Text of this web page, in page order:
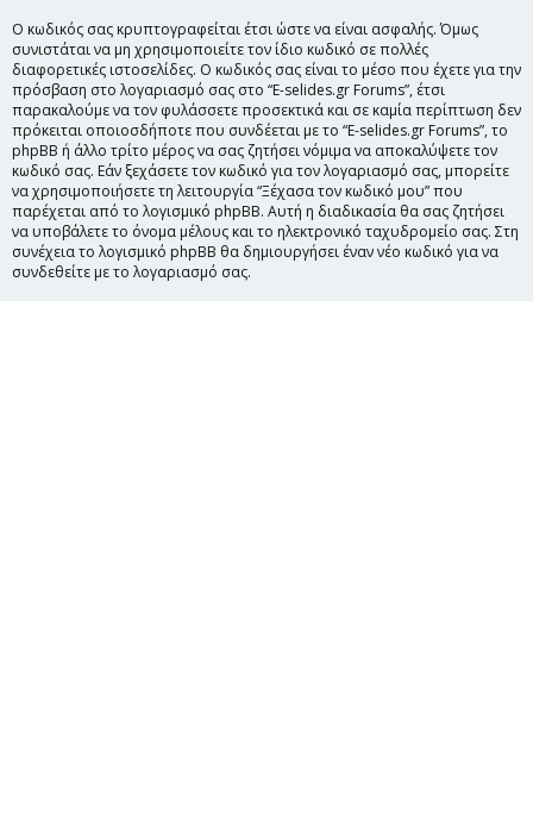
Ο κωδικός σας κρυπτογραφείται έτσι ώστε να είναι ασφαλής. Όμως
συνιστάται να μη χρησιμοποιείτε τον ίδιο κωδικό σε πολλές
διαφορετικές ιστοσελίδες. Ο κωδικός σας είναι το μέσο που έχετε για την
πρόσβαση στο λογαριασμό σας στο “E-selides.gr Forums”, έτσι
παρακαλούμε να τον φυλάσσετε προσεκτικά και σε καμία περίπτωση δεν
πρόκειται οποιοσδήποτε που συνδέεται με το “E-selides.gr Forums”, το
phpBB ή άλλο τρίτο μέρος να σας ζητήσει νόμιμα να αποκαλύψετε τον
κωδικό σας. Εάν ξεχάσετε τον κωδικό για τον λογαριασμό σας, μπορείτε
να χρησιμοποιήσετε τη λειτουργία “Ξέχασα τον κωδικό μου” που
παρέχεται από το λογισμικό phpBB. Αυτή η διαδικασία θα σας ζητήσει
να υποβάλετε το όνομα μέλους και το ηλεκτρονικό ταχυδρομείο σας. Στη
συνέχεια το λογισμικό phpBB θα δημιουργήσει έναν νέο κωδικό για να
συνδεθείτε με το λογαριασμό σας.